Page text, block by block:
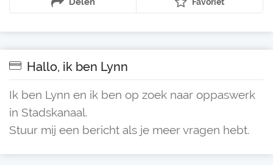
Hallo, ik ben Lynn
Ik ben Lynn en ik ben op zoek naar oppaswerk
in Stadskanaal.
Stuur mij een bericht als je meer vragen hebt.